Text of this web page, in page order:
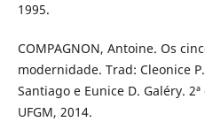
1995.
COMPAGNON, Antoine. Os
modernidade. Trad: Cleonice
Santiago e Eunice D. Galéry.
UFGM, 2014.